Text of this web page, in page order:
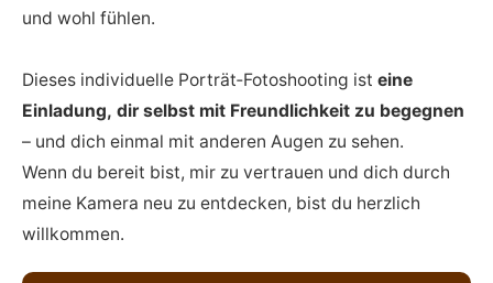
und wohl fühlen.
Dieses individuelle Porträt‑Fotoshooting ist eine
Einladung, dir selbst mit Freundlichkeit zu begegnen
– und dich einmal mit anderen Augen zu sehen.
Wenn du bereit bist, mir zu vertrauen und dich durch
meine Kamera neu zu entdecken, bist du herzlich
willkommen.